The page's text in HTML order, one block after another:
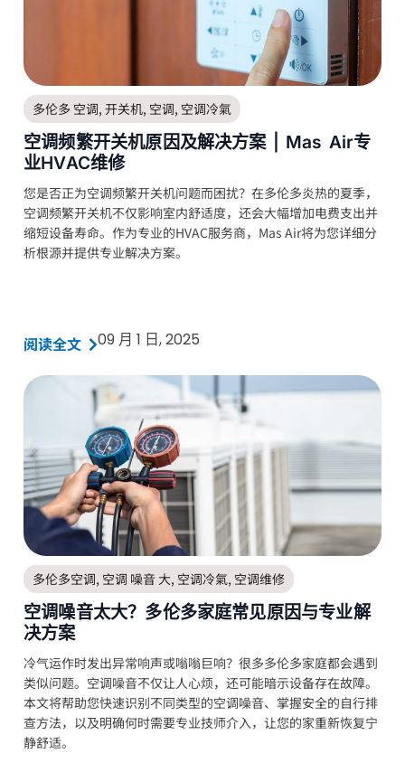
多伦多 空调, 开关机, 空调, 空调冷氣
空调频繁开关机原因及解决方案 | Mas Air专
业HVAC维修
您是否正为空调频繁开关机问题而困扰？在多伦多炎热的夏季，
空调频繁开关机不仅影响室内舒适度，还会大幅增加电费支出并
缩短设备寿命。作为专业的HVAC服务商，Mas Air将为您详细分
析根源并提供专业解决方案。
阅读全文 09 月 1 日, 2025
多伦多空调, 空调 噪音 大, 空调冷氣, 空调维修
空调噪音太大？多伦多家庭常见原因与专业解
决方案
冷气运作时发出异常响声或嗡嗡巨响？很多多伦多家庭都会遇到
类似问题。空调噪音不仅让人心烦，还可能暗示设备存在故障。
本文将帮助您快速识别不同类型的空调噪音、掌握安全的自行排
查方法，以及明确何时需要专业技师介入，让您的家重新恢复宁
静舒适。